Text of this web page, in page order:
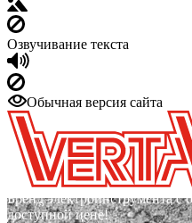
Озвучивание текста
Обычная версия сайта
Бренд электроинструмента с
доступной цене!